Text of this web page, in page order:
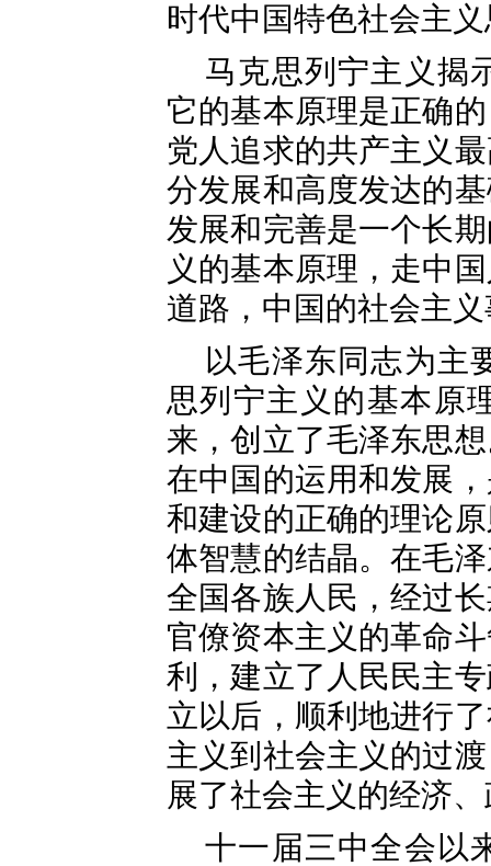
时代中国特色社会主
马克思列宁主义揭
它的基本原理是正确
党人追求的共产主义
分发展和高度发达的
发展和完善是一个长
义的基本原理，走中
道路，中国的社会主
以毛泽东同志为主
思列宁主义的基本原
来，创立了毛泽东思
在中国的运用和发展
和建设的正确的理论
体智慧的结晶。在毛
全国各族人民，经过
官僚资本主义的革命
利，建立了人民民主
立以后，顺利地进行
主义到社会主义的过
展了社会主义的经济
十一届三中全会以